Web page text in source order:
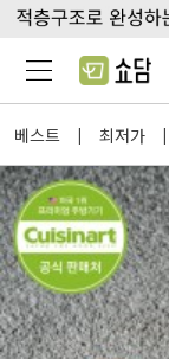
베스트 | 최저가 |